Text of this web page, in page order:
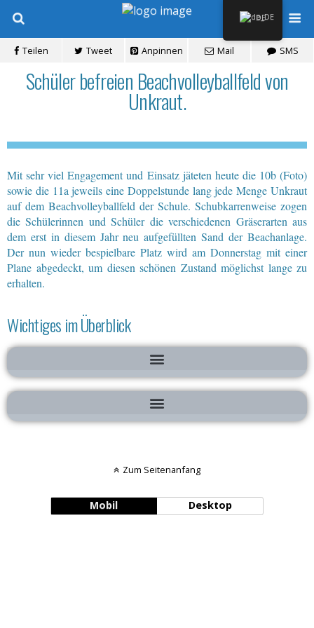
Teilen Tweet Anpinnen Mail SMS
Schüler befreien Beachvolleyballfeld von
Unkraut.
Mit sehr viel Engagement und Einsatz jäteten heute die 10b (Foto)
sowie die 11a jeweils eine Doppelstunde lang jede Menge Unkraut
auf dem Beachvolleyballfeld der Schule. Schubkarrenweise zogen
die Schülerinnen und Schüler die verschiedenen Gräserarten aus
dem erst in diesem Jahr neu aufgefüllten Sand der Beachanlage.
Der nun wieder bespielbare Platz wird am Donnerstag mit einer
Plane abgedeckt, um diesen schönen Zustand möglichst lange zu
erhalten.
Wichtiges im Überblick
Zum Seitenanfang
Mobil Desktop
DE